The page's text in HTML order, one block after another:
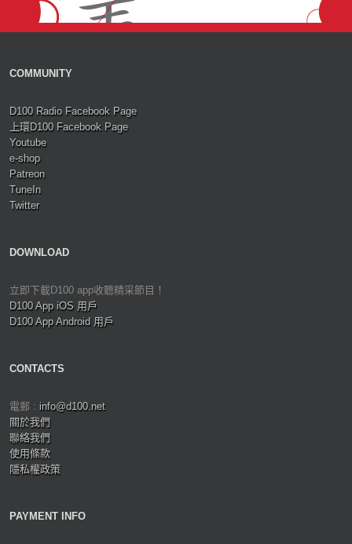
COMMUNITY
D100 Radio Facebook Page
上環D100 Facebook Page
Youtube
e-shop
Patreon
TuneIn
Twitter
DOWNLOAD
立即下載D100 app收聽精采節目！
D100 App iOS 用戶
D100 App Android 用戶
CONTACTS
電郵 : info@d100.net
關於我們
聯絡我們
使用條款
隱私權政策
PAYMENT INFO